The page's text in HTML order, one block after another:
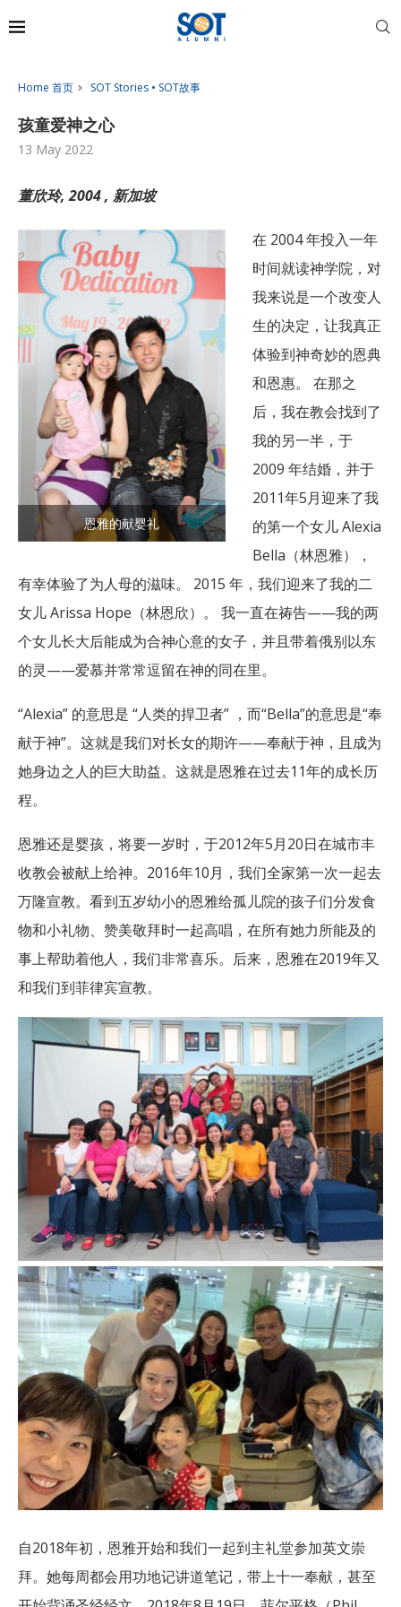
Home 首页 SOT Stories • SOT故事
孩童爱神之心
13 May 2022
董欣玲, 2004 , 新加坡
恩雅的献婴礼
在 2004 年投入一年
时间就读神学院，对
我来说是一个改变人
生的决定，让我真正
体验到神奇妙的恩典
和恩惠。 在那之
后，我在教会找到了
我的另一半，于
2009 年结婚，并于
2011年5月迎来了我
的第一个女儿 Alexia
Bella（林恩雅），
有幸体验了为人母的滋味。 2015 年，我们迎来了我的二
女儿 Arissa Hope（林恩欣）。 我一直在祷告——我的两
个女儿长大后能成为合神心意的女子，并且带着俄别以东
的灵——爱慕并常常逗留在神的同在里。
“Alexia” 的意思是 “人类的捍卫者” ，而“Bella”的意思是“奉
献于神”。这就是我们对长女的期许——奉献于神，且成为
她身边之人的巨大助益。这就是恩雅在过去11年的成长历
程。
恩雅还是婴孩，将要一岁时，于2012年5月20日在城市丰
收教会被献上给神。2016年10月，我们全家第一次一起去
万隆宣教。看到五岁幼小的恩雅给孤儿院的孩子们分发食
物和小礼物、赞美敬拜时一起高唱，在所有她力所能及的
事上帮助着他人，我们非常喜乐。后来，恩雅在2019年又
和我们到菲律宾宣教。
自2018年初，恩雅开始和我们一起到主礼堂参加英文崇
拜。她每周都会用功地记讲道笔记，带上十一奉献，甚至